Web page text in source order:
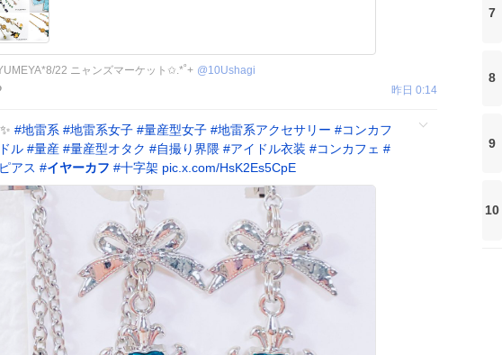
22 ニャンズマーケット✩.*˚+ @10Ushagi
昨日 0:14
#地雷系 #地雷系女子 #量産型女子 #地雷系アクセサリー #コンカフ
ル #量産 #量産型オタク #自撮り界隈 #アイドル衣装 #コンカフェ #
ピアス #イヤーカフ #十字架 pic.x.com/HsK2Es5CpE
7
8
9
10